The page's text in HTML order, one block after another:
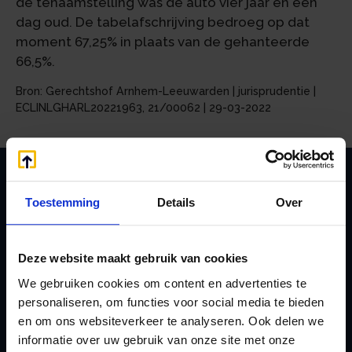
Toestemming Details Over
Deze website maakt gebruik van cookies
We gebruiken cookies om content en advertenties te
personaliseren, om functies voor social media te bieden
en om ons websiteverkeer te analyseren. Ook delen we
informatie over uw gebruik van onze site met onze
dag oud. De tabelafschrijving bedroeg op dat
moment 67,25% in plaats van de gehanteerde
66,5%.
Bron: Gerechtshof Arnhem-Leeuwarden | jurisprudentie |
ECLINLGHARL20221963, 21/00062 | 29-03-2022
Zoeken
Handige links
Afkoop Stamrecht
Jaarstukken opstellen